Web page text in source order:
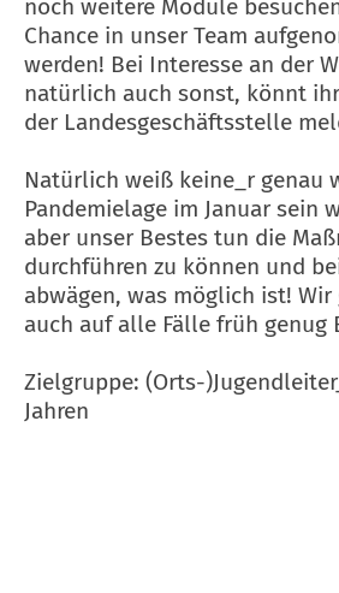
noch weitere Module
Chance in unser Team
werden! Bei Interesse an der
natürlich auch sonst, könnt
der Landesgeschäftsstelle
Natürlich weiß keine_r genau
Pandemielage im Januar sein
aber unser Bestes tun die
durchführen zu können und
abwägen, was möglich ist!
auch auf alle Fälle früh genug
Zielgruppe: (Orts-
Jahren